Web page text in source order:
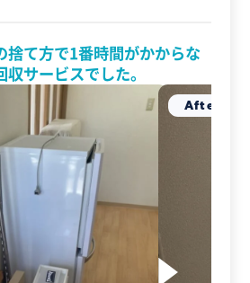
捨て方で1番時間がかからな
サービスでした。